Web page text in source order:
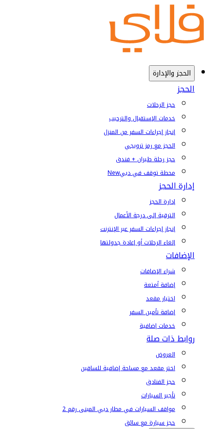
الحجز والإدارة
الحجز
حجز الرحلات
خدمات الإستقبال والترحيب
إنجاز إجراءات السفر من المنزل
الحجز مع رمز ترويجي
حجز رحلة طيران + فندق
محطة توقف في دبيNew
إدارة الحجز
إدارة الحجز
الترقية إلى درجة الأعمال
إنجاز إجراءات السفر عبر الإنترنت
إلغاء الرحلات أو إعادة جدولتها
الإضافات
شراء الإضافات
إضافة أمتعة
اختيار مقعد
إضافة تأمين السفر
خدمات إضافية
روابط ذات صلة
العروض
اختر مقعد مع مساحة إضافية للساقين
حجز الفنادق
تأجير السيارات
مواقف السيارات في مطار دبي المبنى رقم 2
حجز سيارة مع سائق